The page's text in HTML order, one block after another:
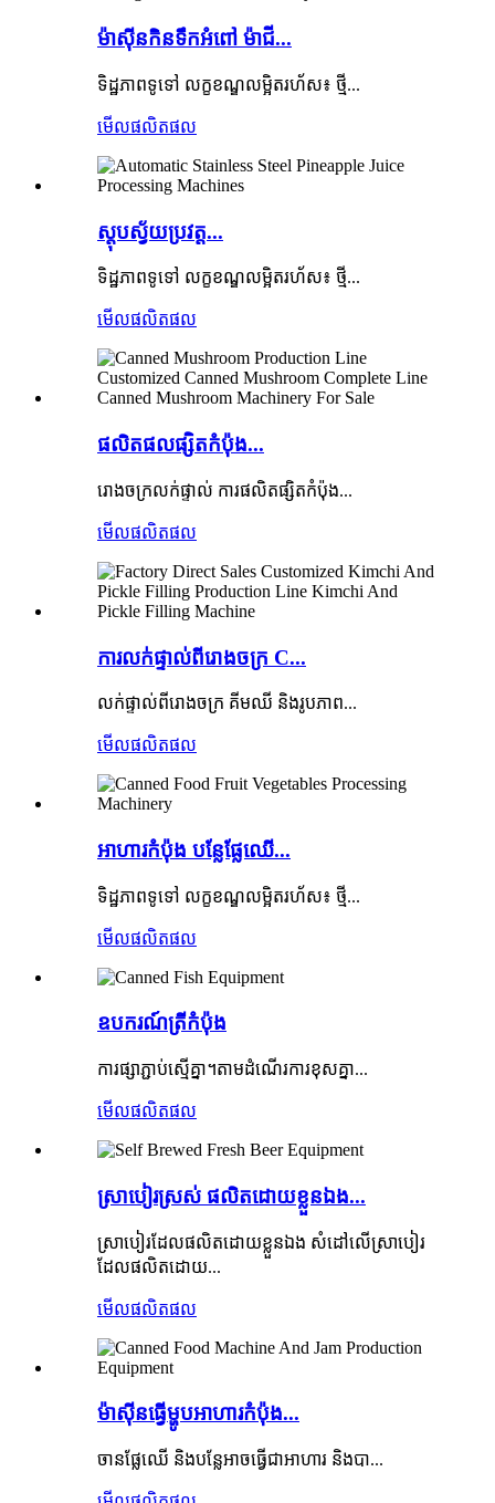
ម៉ាស៊ីនកិនទឹកអំពៅ ម៉ាជី...
ទិដ្ឋភាពទូទៅ លក្ខខណ្ឌលម្អិតរហ័ស៖ ថ្មី...
មើលផលិតផល
ស្តុបស្វ័យប្រវត្ត...
ទិដ្ឋភាពទូទៅ លក្ខខណ្ឌលម្អិតរហ័ស៖ ថ្មី...
មើលផលិតផល
ផលិតផលផ្សិតកំប៉ុង...
រោងចក្រលក់ផ្ទាល់ ការផលិតផ្សិតកំប៉ុង...
មើលផលិតផល
ការលក់ផ្ទាល់ពីរោងចក្រ C...
លក់ផ្ទាល់ពីរោងចក្រ គីមឈី និងរូបភាព...
មើលផលិតផល
អាហារកំប៉ុង បន្លែផ្លែឈើ...
ទិដ្ឋភាពទូទៅ លក្ខខណ្ឌលម្អិតរហ័ស៖ ថ្មី...
មើលផលិតផល
ឧបករណ៍ត្រីកំប៉ុង
ការផ្សាភ្ជាប់ស្មើគ្នា។តាម​ដំណើរ​ការ​ខុស​គ្នា...
មើលផលិតផល
ស្រាបៀរស្រស់ ផលិតដោយខ្លួនឯង...
ស្រាបៀរដែលផលិតដោយខ្លួនឯង សំដៅលើស្រាបៀរ
ដែលផលិតដោយ...
មើលផលិតផល
ម៉ាស៊ីន​ធ្វើ​ម្ហូប​អាហារ​កំប៉ុង...
ចានផ្លែឈើ និងបន្លែអាចធ្វើជាអាហារ និងបា...